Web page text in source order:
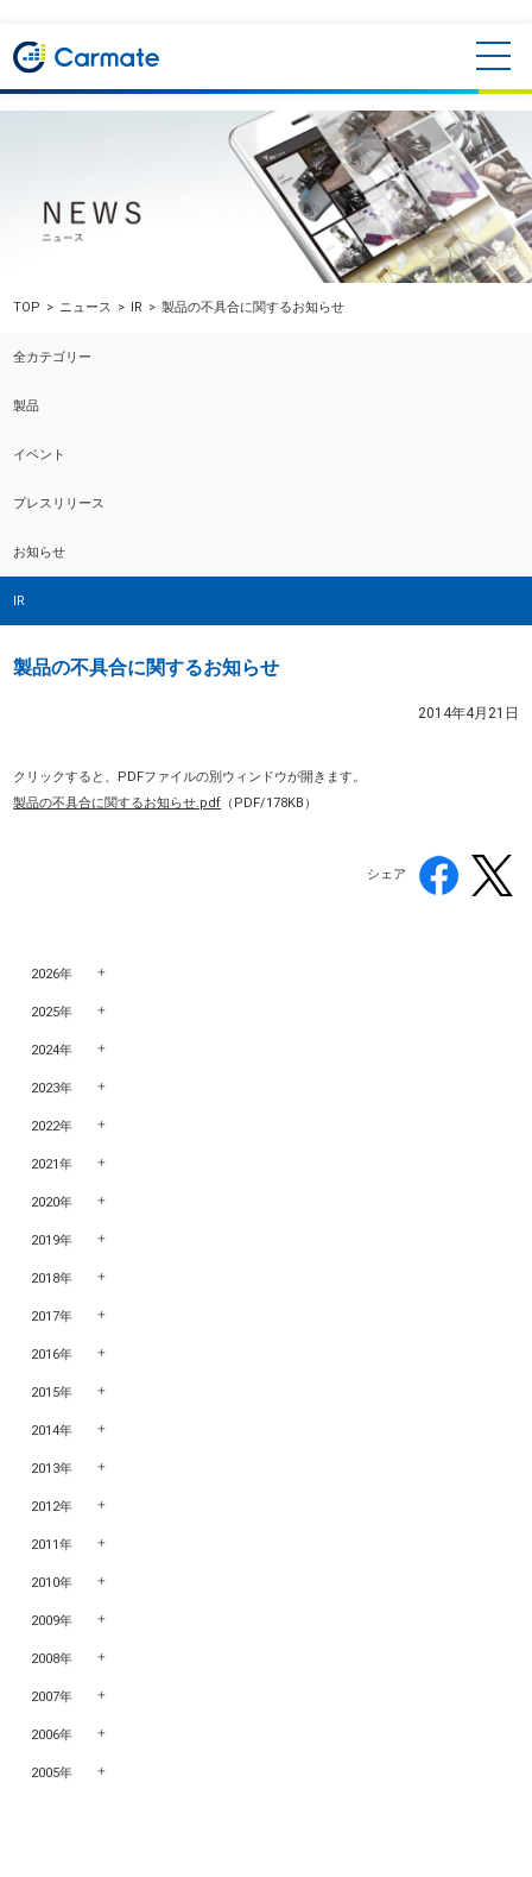
TOP ニュース IR 製品の不具合に関するお知らせ
全カテゴリー
製品
イベント
プレスリリース
お知らせ
IR
製品の不具合に関するお知らせ
2014年4月21日
クリックすると、PDFファイルの別ウィンドウが開きます。
製品の不具合に関するお知らせ.pdf （PDF/178KB）
シェア
2026年
2025年
2024年
2023年
2022年
2021年
2020年
2019年
2018年
2017年
2016年
2015年
2014年
2013年
2012年
2011年
2010年
2009年
2008年
2007年
2006年
2005年